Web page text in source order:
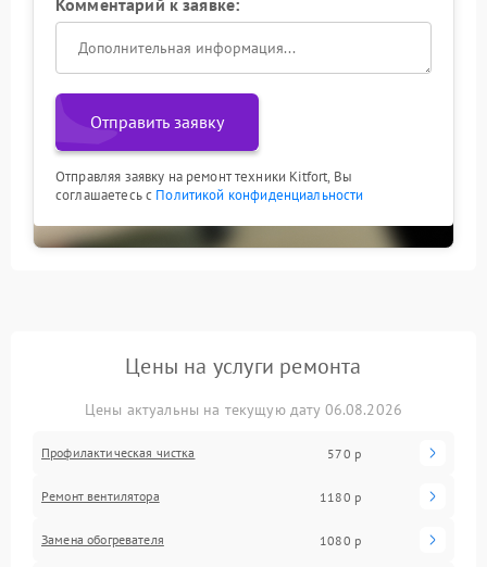
Комментарий к заявке:
Отправить заявку
Отправляя заявку на ремонт техники Kitfort, Вы
соглашаетесь с Политикой конфиденциальности
Цены на услуги ремонта
Цены актуальны на текущую дату 06.08.2026
Профилактическая чистка 570 р
Ремонт вентилятора 1180 р
Замена обогревателя 1080 р